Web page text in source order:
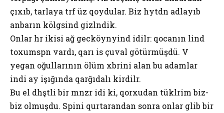
çıxıb, tarlaya tәrәf üz qoydular. Biz hәyәtdәn adlayıb
anbarın kölgәsindә gizlәndik.
Onlar hәr ikisi ağ gecәköynәyindә idilәr: qocanın әlindә
toxumsәpәn vardı, qarı isә çuval götürmüşdü. Vә
yeganә oğullarının ölüm xәbәrini alan bu adamlar
indi ay işığında qarğıdalı әkirdilәr.
Bu elә dәhşәtli bir mәnzәrә idi ki, qorxudan tüklәrim biz-
biz olmuşdu. Sәpini qurtarandan sonra onlar gәlib bir